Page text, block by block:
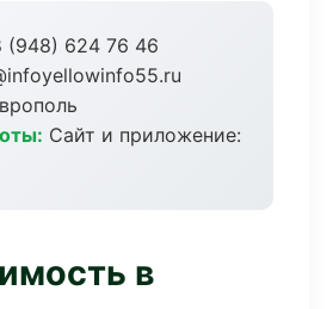
(948) 624 76 46
Сайт и приложение:
в